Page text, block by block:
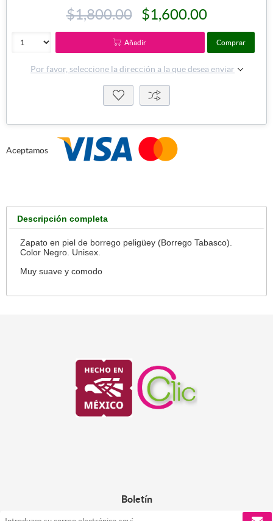
$1,800.00 $1,600.00
Añadir Comprar
Por favor, seleccione la dirección a la que desea enviar
Aceptamos
Descripción completa
Zapato en piel de borrego peligüey (Borrego Tabasco).
Color Negro. Unisex.
Muy suave y comodo
Boletín